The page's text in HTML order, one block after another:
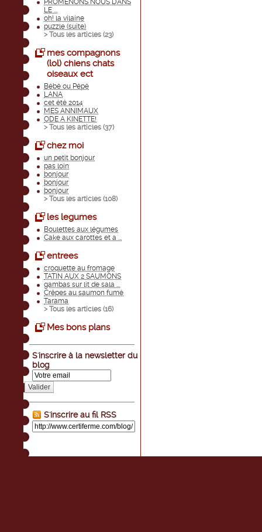
PROMENONS NOUS DANS
LE ...
oh! la vilaine
puzzle (suite)
> Tous les articles (23)
mes compagnons
(lol) chiens chats
oiseaux ect
Bébé ou Pépé
LANA
cet été 2014
MES ANNIMAUX
ODE A KINETTE!
> Tous les articles (37)
chez moi
un petit bonjour
pas loin
bonjour
bonjour
bonjour
> Tous les articles (108)
les legumes
Boulettes aux légumes
Cake aux carottes et a ...
entrees
croquette au fromage
TATIN AUX 2 SAUMONS
gambas sur lit de sala ...
Crêpes au saumon fumé
Tarama
> Tous les articles (16)
Mes bons plans
S'inscrire à la newsletter du
blog
Valider
S'inscrire au fil RSS